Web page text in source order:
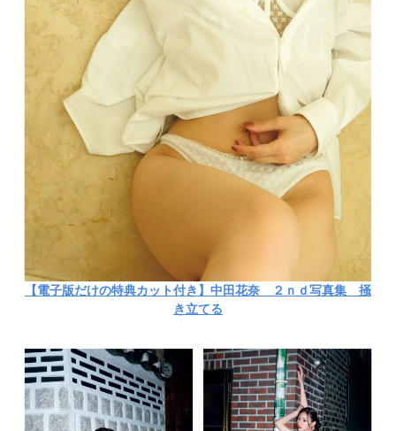
【電子版だけの特典カット付き】中田花奈 ２ｎｄ写真集 掻
き立てる